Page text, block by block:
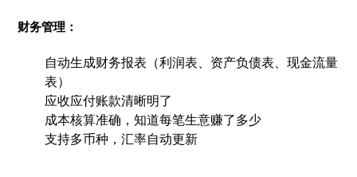
财务管理：
自动生成财务报表（利润表、资产负债表、现金流量
表）
应收应付账款清晰明了
成本核算准确，知道每笔生意赚了多少
支持多币种，汇率自动更新